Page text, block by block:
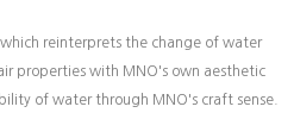
reinterprets the change of water
properties with MNO's own aesthetic
of water through MNO's craft sense.